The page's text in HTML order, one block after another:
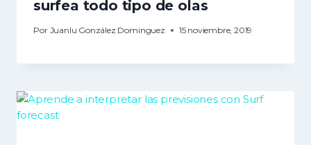
surfea todo tipo de olas
Por Juanlu González Dominguez 15 noviembre, 2019